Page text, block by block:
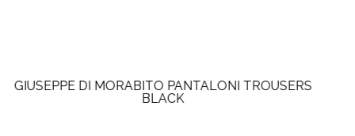
GIUSEPPE DI MORABITO PANTALONI TROUSERS
BROWN